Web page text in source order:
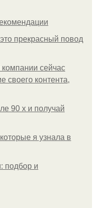
прекрасный повод
компании сейчас
своего контента,
90 х и получай
я узнала в
подбор и